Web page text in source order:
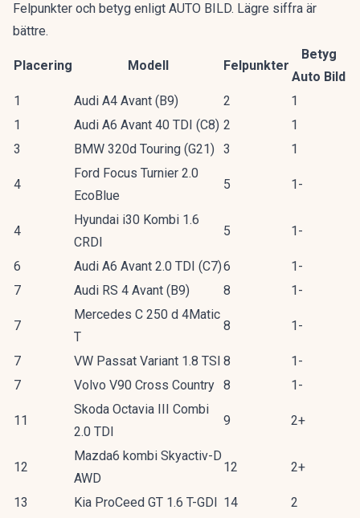
Felpunkter och betyg enligt AUTO BILD. Lägre siffra är
bättre.
Placering Modell Felpunkter
Betyg
Auto Bild
1
Audi A4 Avant (B9) 2
1
1
Audi A6 Avant 40 TDI (C8) 2
1
3
BMW 320d Touring (G21) 3 1
4
Ford Focus Turnier 2.0
EcoBlue
5 1-
4
Hyundai i30 Kombi 1.6
CRDI
5 1-
6 Audi A6 Avant 2.0 TDI (C7)6
1-
7
Audi RS 4 Avant (B9) 8 1-
7
Mercedes C 250 d 4Matic
T
8 1-
7 VW Passat Variant 1.8 TSI 8
1-
7
Volvo V90 Cross Country 8 1-
11
Skoda Octavia III Combi
2.0 TDI
9 2+
12
Mazda6 kombi Skyactiv-D
AWD
12 2+
13 Kia ProCeed GT 1.6 T-GDI 14 2